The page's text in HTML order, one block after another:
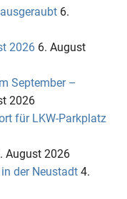
6.
2026 6. August
September –
2026
für LKW-Parkplatz
August 2026
der Neustadt 4.